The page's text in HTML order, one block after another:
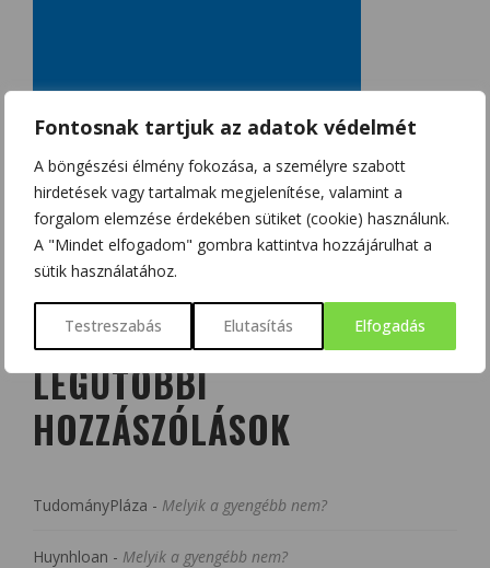
Fontosnak tartjuk az adatok védelmét
A böngészési élmény fokozása, a személyre szabott
hirdetések vagy tartalmak megjelenítése, valamint a
forgalom elemzése érdekében sütiket (cookie) használunk.
A "Mindet elfogadom" gombra kattintva hozzájárulhat a
sütik használatához.
Testreszabás Elutasítás Elfogadás
LEGUTÓBBI
HOZZÁSZÓLÁSOK
TudományPláza - Melyik a gyengébb nem?
Huynhloan - Melyik a gyengébb nem?